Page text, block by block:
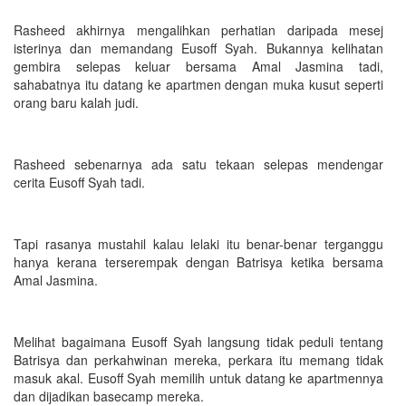
Rasheed akhirnya mengalihkan perhatian daripada mesej
isterinya dan memandang Eusoff Syah. Bukannya kelihatan
gembira selepas keluar bersama Amal Jasmina tadi,
sahabatnya itu datang ke apartmen dengan muka kusut seperti
orang baru kalah judi.
Rasheed sebenarnya ada satu tekaan selepas mendengar
cerita Eusoff Syah tadi.
Tapi rasanya mustahil kalau lelaki itu benar-benar terganggu
hanya kerana terserempak dengan Batrisya ketika bersama
Amal Jasmina.
Melihat bagaimana Eusoff Syah langsung tidak peduli tentang
Batrisya dan perkahwinan mereka, perkara itu memang tidak
masuk akal. Eusoff Syah memilih untuk datang ke apartmennya
dan dijadikan basecamp mereka.